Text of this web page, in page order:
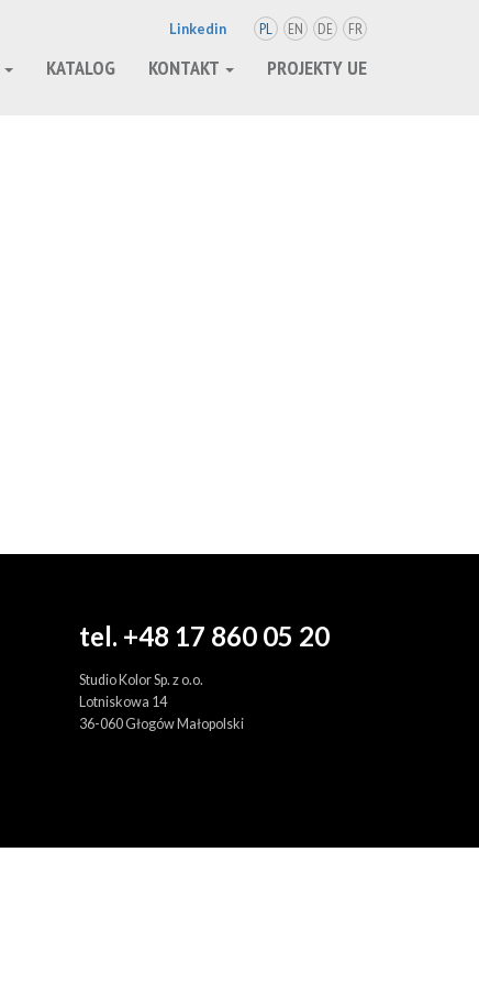
Linkedin PL EN DE FR
KATALOG KONTAKT PROJEKTY UE
tel. +48 17 860 05 20
Studio Kolor Sp. z o.o.
Lotniskowa 14
36-060 Głogów Małopolski